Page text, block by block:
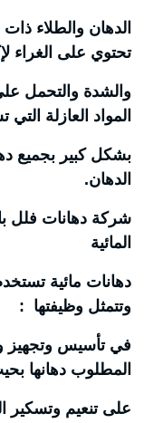
الدهان والطلاء
تحتوي على الغراء
والشدة والتحمل
المواد العازلة التي
بشكل كبير بجميع
الدهان.
شركة دهانات فلل
المائية
دهانات مائية
وتتمثل وظيفتها :
في تأسيس وتجهيز
المطلوب دهانها
على تنعيم وتسكير